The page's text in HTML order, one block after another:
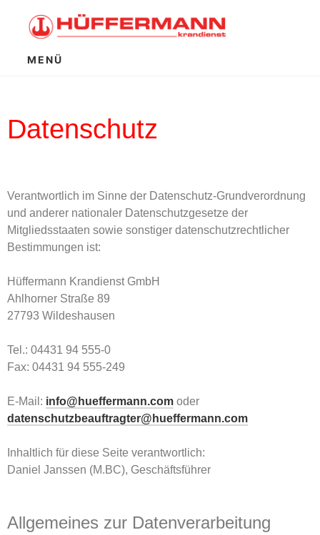
MENÜ
Datenschutz
Verantwortlich im Sinne der Datenschutz-Grundverordnung
und anderer nationaler Datenschutzgesetze der
Mitgliedsstaaten sowie sonstiger datenschutzrechtlicher
Bestimmungen ist:
Hüffermann Krandienst GmbH
Ahlhorner Straße 89
27793 Wildeshausen
Tel.: 04431 94 555-0
Fax: 04431 94 555-249
E-Mail: info@hueffermann.com oder
datenschutzbeauftragter@hueffermann.com
Inhaltlich für diese Seite verantwortlich:
Daniel Janssen (M.BC), Geschäftsführer
Allgemeines zur Datenverarbeitung